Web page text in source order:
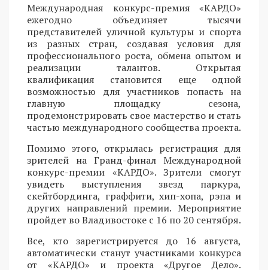
Международная конкурс-премия «КАРДО»
ежегодно объединяет тысячи
представителей уличной культуры и спорта
из разных стран, создавая условия для
профессионального роста, обмена опытом и
реализации талантов. Открытая
квалификация становится еще одной
возможностью для участников попасть на
главную площадку сезона,
продемонстрировать свое мастерство и стать
частью международного сообщества проекта.
Помимо этого, открылась регистрация для
зрителей на Гранд-финал Международной
конкурс-премии «КАРДО». Зрители смогут
увидеть выступления звезд паркура,
скейтбординга, граффити, хип-хопа, рэпа и
других направлений премии. Мероприятие
пройдет во Владивостоке с 16 по 20 сентября.
Все, кто зарегистрируется до 16 августа,
автоматически станут участниками конкурса
от «КАРДО» и проекта «Другое Дело».